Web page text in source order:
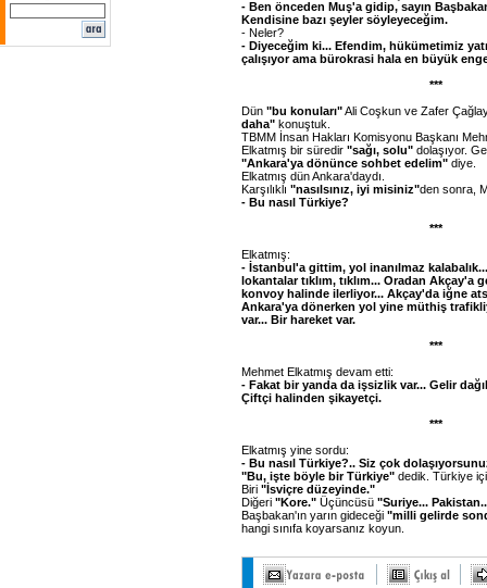
- Ben önceden Muş'a gidip, sayın
Kendisine bazı şeyler söyleyeceğim.
- Neler?
- Diyeceğim ki... Efendim, hükümetimiz
çalışıyor ama bürokrasi hala en büyük
***
Dün "bu konuları"Ali Coşkun ve Zafer
daha" konuştuk.
TBMM İnsan Hakları Komisyonu Başkanı
Elkatmış bir süredir "sağı, solu" dolaşıyor.
"Ankara'ya dönünce sohbet edelim" diye.
Elkatmış dün Ankara'daydı.
Karşılıklı "nasılsınız, iyi misiniz"den sonra,
- Bu nasıl Türkiye?
***
Elkatmış:
- İstanbul'a gittim, yol inanılmaz
lokantalar tıklım, tıklım... Oradan Akçay'a
konvoy halinde ilerliyor... Akçay'da iğne
Ankara'ya dönerken yol yine müthiş
var... Bir hareket var.
***
Mehmet Elkatmış devam etti:
- Fakat bir yanda da işsizlik var... Gelir
Çiftçi halinden şikayetçi.
***
Elkatmış yine sordu:
- Bu nasıl Türkiye?.. Siz çok
"Bu, işte böyle bir Türkiye" dedik. Türkiye
Biri "İsviçre düzeyinde."
Diğeri "Kore." Üçüncüsü "Suriye...
Başbakan'ın yarın gideceği "milli gelirde
hangi sınıfa koyarsanız koyun.